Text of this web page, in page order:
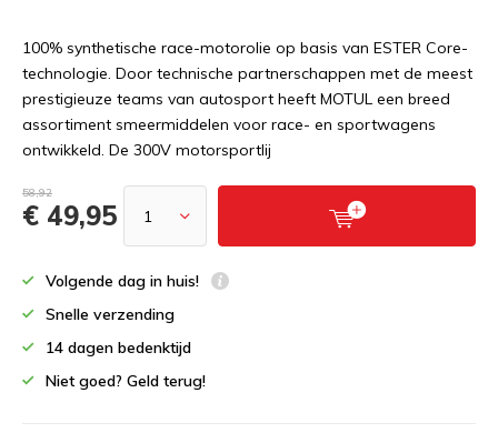
100% synthetische race-motorolie op basis van ESTER Core-
technologie. Door technische partnerschappen met de meest
prestigieuze teams van autosport heeft MOTUL een breed
assortiment smeermiddelen voor race- en sportwagens
ontwikkeld. De 300V motorsportlij
58,92
€ 49,95
Volgende dag in huis!
Snelle verzending
14 dagen bedenktijd
Niet goed? Geld terug!